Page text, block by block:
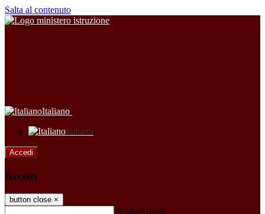
Salta al contenuto
Italiano
Italiano
Accedi
Accedi
button close ×
Nome Utente